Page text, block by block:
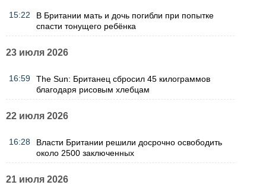
15:22
В Британии мать и дочь погибли при попытке
спасти тонущего ребёнка
23 июля 2026
16:59
The Sun: Британец сбросил 45 килограммов
благодаря рисовым хлебцам
22 июля 2026
16:28
Власти Британии решили досрочно освободить
около 2500 заключенных
21 июля 2026